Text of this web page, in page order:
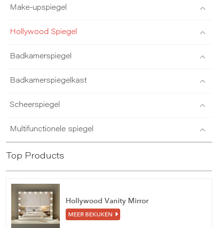
Make-upspiegel
Hollywood Spiegel
Badkamerspiegel
Badkamerspiegelkast
Scheerspiegel
Multifunctionele spiegel
Top Products
Hollywood Vanity Mirror
MEER BEKIJKEN